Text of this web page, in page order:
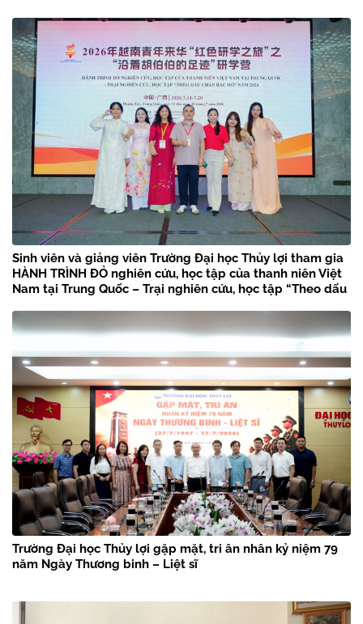
Sinh viên và giảng viên Trường Đại học Thủy lợi tham gia
HÀNH TRÌNH ĐỎ nghiên cứu, học tập của thanh niên Việt
Nam tại Trung Quốc – Trại nghiên cứu, học tập “Theo dấu
Trường Đại học Thủy lợi gặp mặt, tri ân nhân kỷ niệm 79
năm Ngày Thương binh – Liệt sĩ